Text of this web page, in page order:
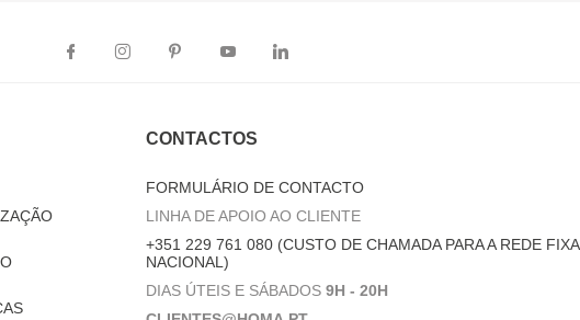
CONTACTOS
FORMULÁRIO DE CONTACTO
LINHA DE APOIO AO CLIENTE
+351 229 761 080 (CUSTO DE CHAMADA PARA A REDE FIXA
NACIONAL)
DIAS ÚTEIS E SÁBADOS 9H - 20H